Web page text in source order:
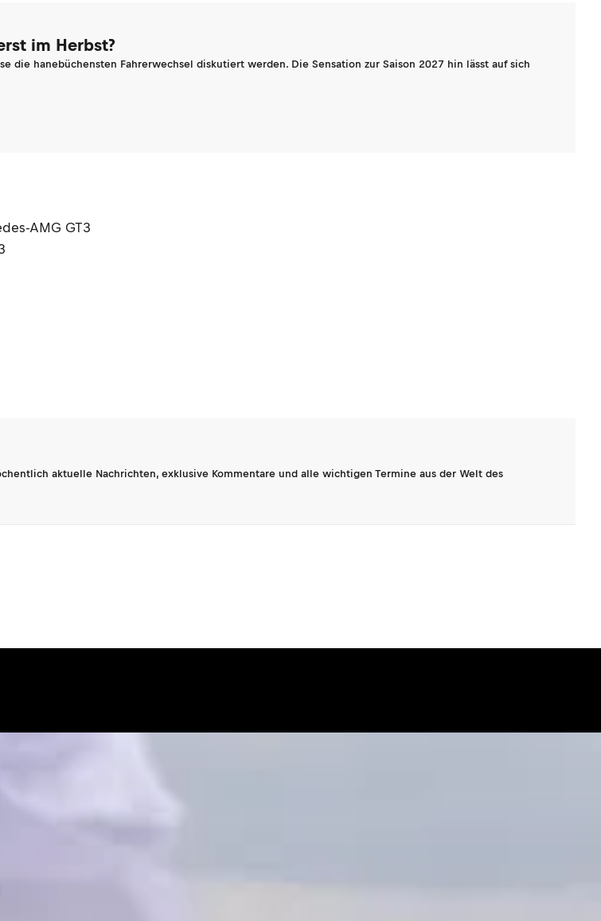
im Herbst?
die hanebüchensten Fahrerwechsel diskutiert werden. Die Sensation zur Saison 2027 hin lässt auf sich
AMG GT3
aktuelle Nachrichten, exklusive Kommentare und alle wichtigen Termine aus der Welt des